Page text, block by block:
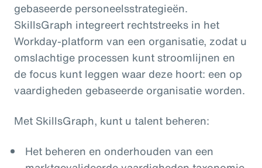
gebaseerde personeelsstrategieën.
SkillsGraph integreert rechtstreeks in het
Workday-platform van een organisatie, zodat u
omslachtige processen kunt stroomlijnen en
de focus kunt leggen waar deze hoort: een op
vaardigheden gebaseerde organisatie worden.
Met SkillsGraph, kunt u talent beheren:
Het beheren en onderhouden van een